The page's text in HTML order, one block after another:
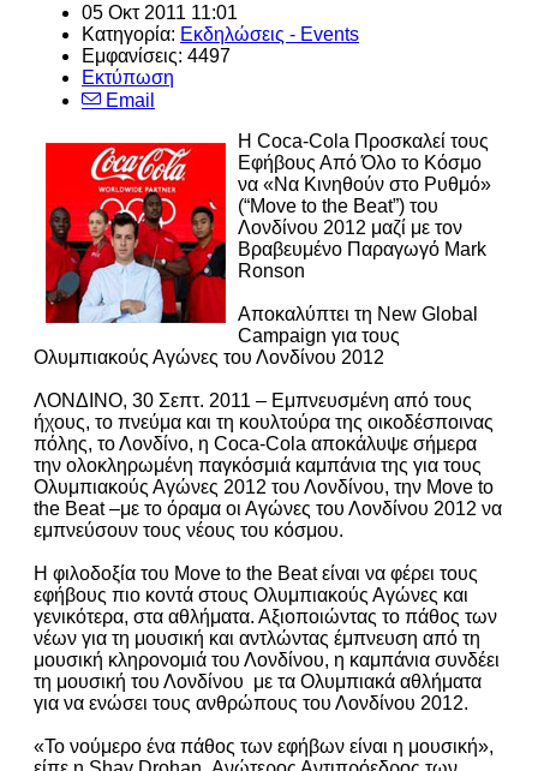
05 Οκτ 2011 11:01
Κατηγορία: Εκδηλώσεις - Events
Εμφανίσεις: 4497
Εκτύπωση
Email
Η Coca-Cola Προσκαλεί τους
Εφήβους Από Όλο το Κόσμο
να «Να Κινηθούν στο Ρυθμό»
(“Move to the Beat”) του
Λονδίνου 2012 μαζί με τον
Βραβευμένο Παραγωγό Mark
Ronson
Αποκαλύπτει τη New Global
Campaign για τους
Ολυμπιακούς Αγώνες του Λονδίνου 2012
ΛΟΝΔΙΝΟ, 30 Σεπτ. 2011 – Εμπνευσμένη από τους
ήχους, το πνεύμα και τη κουλτούρα της οικοδέσποινας
πόλης, το Λονδίνο, η Coca-Cola αποκάλυψε σήμερα
την ολοκληρωμένη παγκόσμιά καμπάνια της για τους
Ολυμπιακούς Αγώνες 2012 του Λονδίνου, την Move to
the Beat –με το όραμα οι Αγώνες του Λονδίνου 2012 να
εμπνεύσουν τους νέους του κόσμου.
Η φιλοδοξία του Move to the Beat είναι να φέρει τους
εφήβους πιο κοντά στους Ολυμπιακούς Αγώνες και
γενικότερα, στα αθλήματα. Αξιοποιώντας το πάθος των
νέων για τη μουσική και αντλώντας έμπνευση από τη
μουσική κληρονομιά του Λονδίνου, η καμπάνια συνδέει
τη μουσική του Λονδίνου με τα Ολυμπιακά αθλήματα
για να ενώσει τους ανθρώπους του Λονδίνου 2012.
«Το νούμερο ένα πάθος των εφήβων είναι η μουσική»,